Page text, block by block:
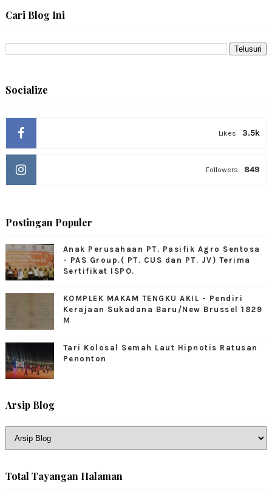
Cari Blog Ini
Socialize
3.5k
Likes
849
Followers
Postingan Populer
Anak Perusahaan PT. Pasifik Agro Sentosa
- PAS Group.( PT. CUS dan PT. JV) Terima
Sertifikat ISPO.
KOMPLEK MAKAM TENGKU AKIL - Pendiri
Kerajaan Sukadana Baru/New Brussel 1829
M
Tari Kolosal Semah Laut Hipnotis Ratusan
Penonton
Arsip Blog
Total Tayangan Halaman